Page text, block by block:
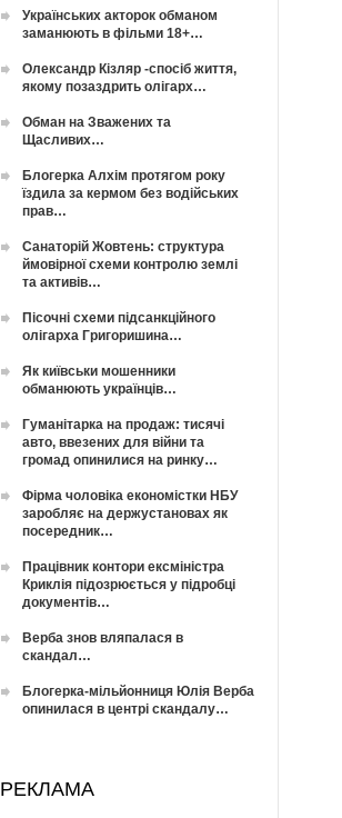
Українських акторок обманом
заманюють в фільми 18+…
Олександр Кізляр -спосіб життя,
якому позаздрить олігарх…
Обман на Зважених та
Щасливих…
Блогерка Алхім протягом року
їздила за кермом без водійських
прав…
Санаторій Жовтень: структура
ймовірної схеми контролю землі
та активів…
Пісочні схеми підсанкційного
олігарха Григоришина…
Як київськи мошенники
обманюють українців…
Гуманітарка на продаж: тисячі
авто, ввезених для війни та
громад опинилися на ринку…
Фірма чоловіка економістки НБУ
заробляє на держустановах як
посередник…
Працівник контори ексміністра
Криклія підозрюється у підробці
документів…
Верба знов вляпалася в
скандал…
Блогерка-мільйонниця Юлія Верба
опинилася в центрі скандалу…
РЕКЛАМА